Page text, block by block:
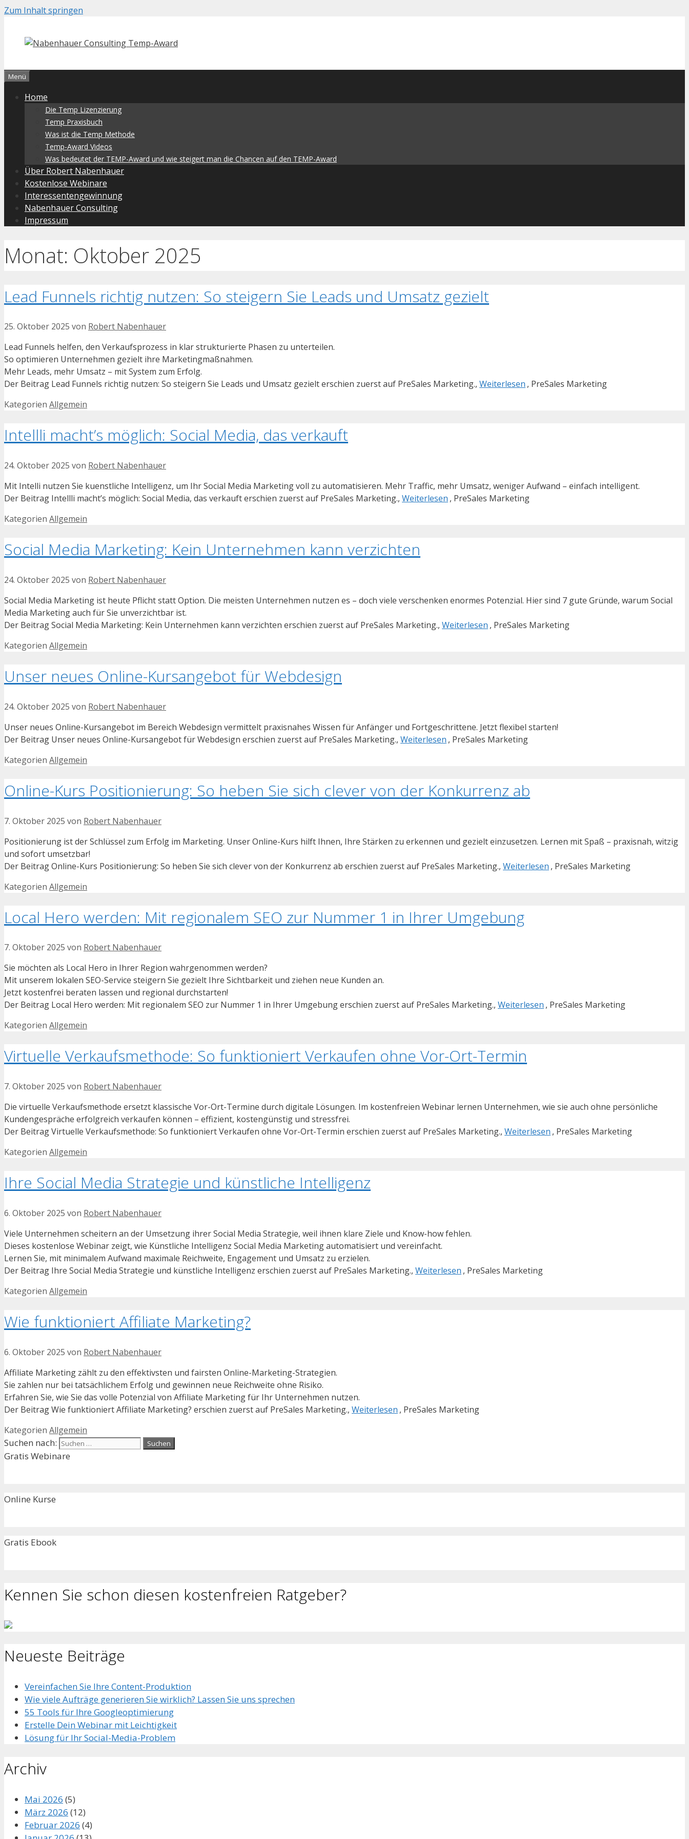
Zum Inhalt springen
Menü
Home
Die Temp Lizenzierung
Temp Praxisbuch
Was ist die Temp Methode
Temp-Award Videos
Was bedeutet der TEMP-Award und wie steigert man die Chancen auf den TEMP-Award
Über Robert Nabenhauer
Kostenlose Webinare
Interessentengewinnung
Nabenhauer Consulting
Impressum
Monat: Oktober 2025
Lead Funnels richtig nutzen: So steigern Sie Leads und Umsatz gezielt
25. Oktober 2025 von Robert Nabenhauer
Lead Funnels helfen, den Verkaufsprozess in klar strukturierte Phasen zu unterteilen.
So optimieren Unternehmen gezielt ihre Marketingmaßnahmen.
Mehr Leads, mehr Umsatz – mit System zum Erfolg.
Der Beitrag Lead Funnels richtig nutzen: So steigern Sie Leads und Umsatz gezielt erschien zuerst auf PreSales Marketing., Weiterlesen , PreSales Marketing
Kategorien Allgemein
Intellli macht’s möglich: Social Media, das verkauft
24. Oktober 2025 von Robert Nabenhauer
Mit Intelli nutzen Sie kuenstliche Intelligenz, um Ihr Social Media Marketing voll zu automatisieren. Mehr Traffic, mehr Umsatz, weniger Aufwand – einfach intelligent.
Der Beitrag Intellli macht’s möglich: Social Media, das verkauft erschien zuerst auf PreSales Marketing., Weiterlesen , PreSales Marketing
Kategorien Allgemein
Social Media Marketing: Kein Unternehmen kann verzichten
24. Oktober 2025 von Robert Nabenhauer
Social Media Marketing ist heute Pflicht statt Option. Die meisten Unternehmen nutzen es – doch viele verschenken enormes Potenzial. Hier sind 7 gute Gründe, warum Social
Media Marketing auch für Sie unverzichtbar ist.
Der Beitrag Social Media Marketing: Kein Unternehmen kann verzichten erschien zuerst auf PreSales Marketing., Weiterlesen , PreSales Marketing
Kategorien Allgemein
Unser neues Online-Kursangebot für Webdesign
24. Oktober 2025 von Robert Nabenhauer
Unser neues Online-Kursangebot im Bereich Webdesign vermittelt praxisnahes Wissen für Anfänger und Fortgeschrittene. Jetzt flexibel starten!
Der Beitrag Unser neues Online-Kursangebot für Webdesign erschien zuerst auf PreSales Marketing., Weiterlesen , PreSales Marketing
Kategorien Allgemein
Online-Kurs Positionierung: So heben Sie sich clever von der Konkurrenz ab
7. Oktober 2025 von Robert Nabenhauer
Positionierung ist der Schlüssel zum Erfolg im Marketing. Unser Online-Kurs hilft Ihnen, Ihre Stärken zu erkennen und gezielt einzusetzen. Lernen mit Spaß – praxisnah, witzig
und sofort umsetzbar!
Der Beitrag Online-Kurs Positionierung: So heben Sie sich clever von der Konkurrenz ab erschien zuerst auf PreSales Marketing., Weiterlesen , PreSales Marketing
Kategorien Allgemein
Local Hero werden: Mit regionalem SEO zur Nummer 1 in Ihrer Umgebung
7. Oktober 2025 von Robert Nabenhauer
Sie möchten als Local Hero in Ihrer Region wahrgenommen werden?
Mit unserem lokalen SEO-Service steigern Sie gezielt Ihre Sichtbarkeit und ziehen neue Kunden an.
Jetzt kostenfrei beraten lassen und regional durchstarten!
Der Beitrag Local Hero werden: Mit regionalem SEO zur Nummer 1 in Ihrer Umgebung erschien zuerst auf PreSales Marketing., Weiterlesen , PreSales Marketing
Kategorien Allgemein
Virtuelle Verkaufsmethode: So funktioniert Verkaufen ohne Vor-Ort-Termin
7. Oktober 2025 von Robert Nabenhauer
Die virtuelle Verkaufsmethode ersetzt klassische Vor-Ort-Termine durch digitale Lösungen. Im kostenfreien Webinar lernen Unternehmen, wie sie auch ohne persönliche
Kundengespräche erfolgreich verkaufen können – effizient, kostengünstig und stressfrei.
Der Beitrag Virtuelle Verkaufsmethode: So funktioniert Verkaufen ohne Vor-Ort-Termin erschien zuerst auf PreSales Marketing., Weiterlesen , PreSales Marketing
Kategorien Allgemein
Ihre Social Media Strategie und künstliche Intelligenz
6. Oktober 2025 von Robert Nabenhauer
Viele Unternehmen scheitern an der Umsetzung ihrer Social Media Strategie, weil ihnen klare Ziele und Know-how fehlen.
Dieses kostenlose Webinar zeigt, wie Künstliche Intelligenz Social Media Marketing automatisiert und vereinfacht.
Lernen Sie, mit minimalem Aufwand maximale Reichweite, Engagement und Umsatz zu erzielen.
Der Beitrag Ihre Social Media Strategie und künstliche Intelligenz erschien zuerst auf PreSales Marketing., Weiterlesen , PreSales Marketing
Kategorien Allgemein
Wie funktioniert Affiliate Marketing?
6. Oktober 2025 von Robert Nabenhauer
Affiliate Marketing zählt zu den effektivsten und fairsten Online-Marketing-Strategien.
Sie zahlen nur bei tatsächlichem Erfolg und gewinnen neue Reichweite ohne Risiko.
Erfahren Sie, wie Sie das volle Potenzial von Affiliate Marketing für Ihr Unternehmen nutzen.
Der Beitrag Wie funktioniert Affiliate Marketing? erschien zuerst auf PreSales Marketing., Weiterlesen , PreSales Marketing
Kategorien Allgemein
Suchen nach:
Gratis Webinare
Online Kurse
Gratis Ebook
Kennen Sie schon diesen kostenfreien Ratgeber?
Neueste Beiträge
Vereinfachen Sie Ihre Content-Produktion
Wie viele Aufträge generieren Sie wirklich? Lassen Sie uns sprechen
55 Tools für Ihre Googleoptimierung
Erstelle Dein Webinar mit Leichtigkeit
Lösung für Ihr Social-Media-Problem
Archiv
Mai 2026 (5)
März 2026 (12)
Februar 2026 (4)